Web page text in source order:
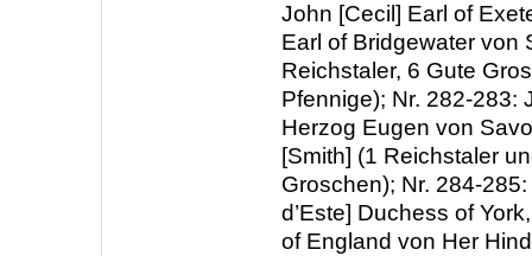
John [Cecil] Earl of
Earl of Bridgewater von
Reichstaler, 6 Gute
Pfennige); Nr. 282-283:
Herzog Eugen von
[Smith] (1 Reichstaler
Groschen); Nr. 284-
d’Este] Duchess of
of England von Her